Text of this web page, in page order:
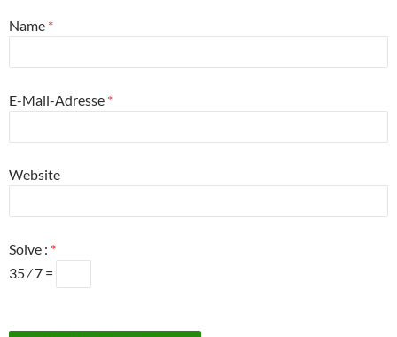
Name *
E-Mail-Adresse *
Website
Solve : *
35 ⁄ 7 =